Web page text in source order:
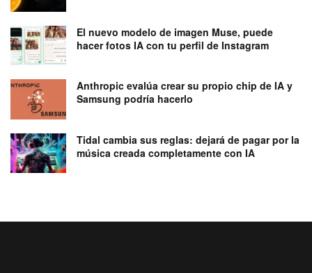
El nuevo modelo de imagen Muse, puede
hacer fotos IA con tu perfil de Instagram
Anthropic evalúa crear su propio chip de IA y
Samsung podría hacerlo
Tidal cambia sus reglas: dejará de pagar por la
música creada completamente con IA